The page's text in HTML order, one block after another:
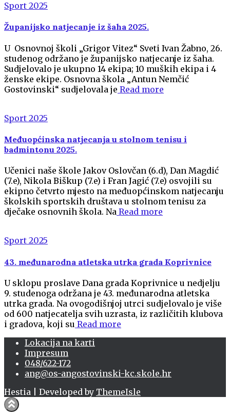
Sport 2025
Županijsko natjecanje iz šaha 2025.
U Osnovnoj školi „Grigor Vitez“ Sveti Ivan Žabno, 26.
studenog održano je županijsko natjecanje iz šaha.
Sudjelovalo je ukupno 14 ekipa; 10 muških ekipa i 4
ženske ekipe. Osnovna škola „Antun Nemčić
Gostovinski“ sudjelovala je Read more
Sport 2025
Međuopćinska natjecanja u stolnom tenisu i
badmintonu 2025.
Učenici naše škole Jakov Oslovčan (6.d), Dan Magdić
(7.e), Nikola Biškup (7.e) i Fran Jagić (7.e) osvojili su
ekipno četvrto mjesto na međuopćinskom natjecanju
školskih sportskih društava u stolnom tenisu za
dječake osnovnih škola. Na Read more
Sport 2025
43. međunarodna atletska utrka grada Koprivnice
U sklopu proslave Dana grada Koprivnice u nedjelju
9. studenoga održana je 43. međunarodna atletska
utrka grada. Na ovogodišnjoj utrci sudjelovalo je više
od 600 natjecatelja svih uzrasta, iz različitih klubova
i gradova, koji su Read more
Lokacija na karti
Impresum
048/622-172
ang@os-angostovinski-kc.skole.hr
Hestia | Developed by ThemeIsle